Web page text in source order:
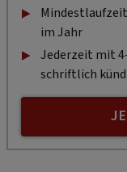
im Jahr
Jederzeit mit
schriftlich